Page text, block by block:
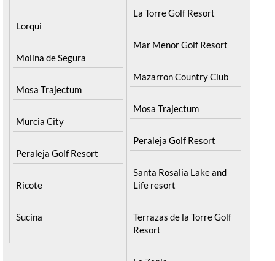
Lorqui
Molina de Segura
Mosa Trajectum
Murcia City
Peraleja Golf Resort
Ricote
Sucina
La Torre Golf Resort
Mar Menor Golf Resort
Mazarron Country Club
Mosa Trajectum
Peraleja Golf Resort
Santa Rosalia Lake and
Life resort
Terrazas de la Torre Golf
Resort